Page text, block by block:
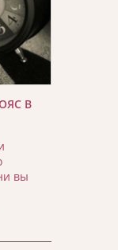
В
вы